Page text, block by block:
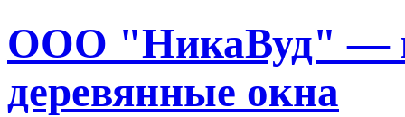
ООО "НикаВуд" —
деревянные окна